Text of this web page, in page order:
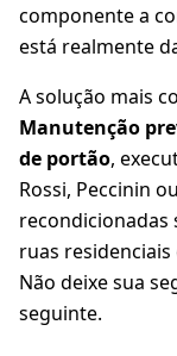
componente a
está realmente
A solução mais
Manutenção
de portão,
Rossi, Peccinin
recondicionadas
ruas residenciais
Não deixe sua
seguinte.